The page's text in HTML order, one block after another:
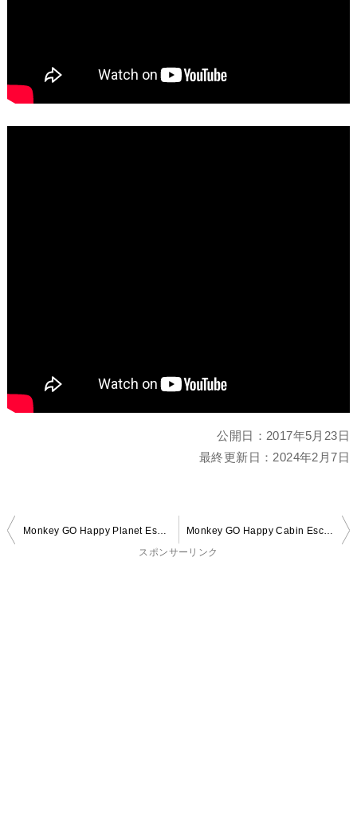
公開日： 2017年5月23日
最終更新日： 2024年2月7日
投
Monkey GO Happy Planet Escape
Monkey GO Happy Cabin Escape
スポンサーリンク